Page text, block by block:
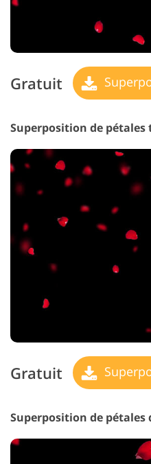
Gratuit
Superposition de
Gratuit